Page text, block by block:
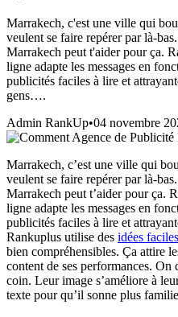
Marrakech, c'est une ville qui
veulent se faire repérer par là-
Marrakech peut t'aider pour ça.
ligne adapte les messages en
publicités faciles à lire et
gens….
Admin RankUp•04 novembre
Marrakech, c’est une ville qui
veulent se faire repérer par là-
Marrakech peut t’aider pour ça.
ligne adapte les messages en
publicités faciles à lire et
Rankuplus utilise des idées faciles
bien compréhensibles. Ça attire
content de ses performances. On
coin. Leur image s’améliore à
texte pour qu’il sonne plus